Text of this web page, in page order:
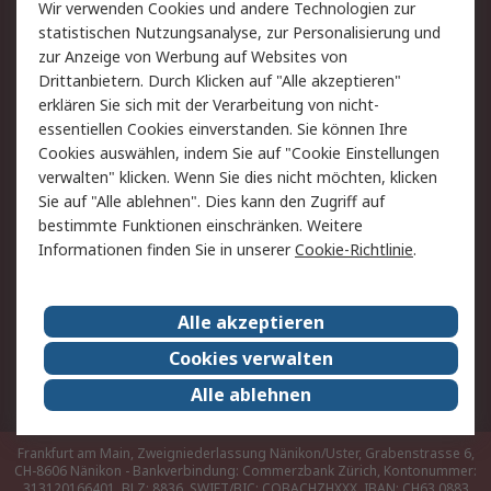
Hilfe
Rechtliches
AGB
Datenschutz
Cookie-Richtlinie
Zahlungsbedingungen
Copyright/Impressum
Über RS
Karriere bei RS
Nachhaltigkeit
Qualität/Umwelt/ZertifikatePresse-Center
Event-Center
Frankfurt am Main, Zweigniederlassung Nänikon/Uster, Grabenstrasse 6,
CH-8606 Nänikon - Bankverbindung: Commerzbank Zürich, Kontonummer:
Wir verwenden Cookies und andere Technologien zur
statistischen Nutzungsanalyse, zur Personalisierung und
zur Anzeige von Werbung auf Websites von
Drittanbietern. Durch Klicken auf "Alle akzeptieren"
erklären Sie sich mit der Verarbeitung von nicht-
essentiellen Cookies einverstanden. Sie können Ihre
Cookies auswählen, indem Sie auf "Cookie Einstellungen
verwalten" klicken. Wenn Sie dies nicht möchten, klicken
Sie auf "Alle ablehnen". Dies kann den Zugriff auf
bestimmte Funktionen einschränken. Weitere
Informationen finden Sie in unsererCookie-Richtlinie.
Alle akzeptieren
Cookies verwalten
Alle ablehnen